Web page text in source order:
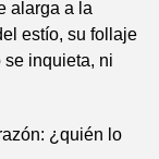
alarga a la
estío, su follaje
se inquieta, ni
¿quién lo